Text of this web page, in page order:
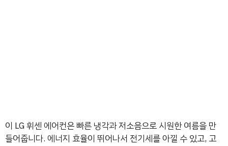
이 LG 휘센 에어컨은 빠른 냉각과 저소음으로 시원한 여름을 만
들어줍니다. 에너지 효율이 뛰어나서 전기세를 아낄 수 있고, 고